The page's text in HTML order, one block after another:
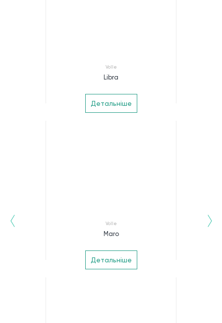
Volle
Libra
Детальніше
Volle
Maro
Детальніше